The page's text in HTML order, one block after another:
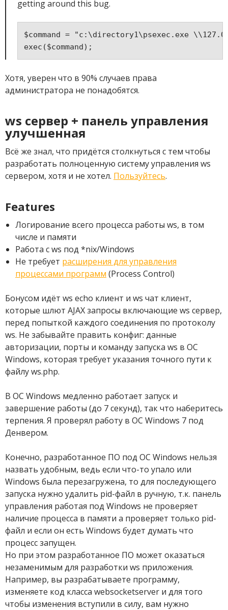
getting around this bug.
$command = "c:\directory1\psexec.exe
exec($command);
Хотя, уверен что в 90% случаев права
администратора не понадобятся.
ws сервер + панель управления
улучшенная
Всё же знал, что придётся столкнуться с тем чтобы
разработать полноценную систему управления ws
сервером, хотя и не хотел. Пользуйтесь.
Features
Логирование всего процесса работы ws, в том
числе и памяти
Работа с ws под *nix/Windows
Не требует расширения для управления
процессами программ (Process Control)
Бонусом идёт ws echo клиент и ws чат клиент,
которые шлют AJAX запросы включающие ws сервер,
перед попыткой каждого соединения по протоколу
ws. Не забывайте править конфиг: данные
авторизации, порты и команду запуска ws в ОС
Windows, которая требует указания точного пути к
файлу ws.php.
В ОС Windows медленно работает запуск и
завершение работы (до 7 секунд), так что наберитесь
терпения. Я проверял работу в ОС Windows 7 под
Денвером.
Конечно, разработанное ПО под ОС Windows нельзя
назвать удобным, ведь если что-то упало или
Windows была перезагружена, то для последующего
запуска нужно удалить pid-файл в ручную, т.к. панель
управления работая под Windows не проверяет
наличие процесса в памяти а проверяет только pid-
файл и если он есть Windows будет думать что
процесс запущен.
Но при этом разработанное ПО может оказаться
незаменимым для разработки ws приложения.
Например, вы разрабатываете программу,
изменяете код класса websocketserver и для того
чтобы изменения вступили в силу, вам нужно